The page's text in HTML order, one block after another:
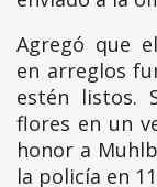
Agregó que
en arreglos
estén listos.
flores en un
honor a
la policía en